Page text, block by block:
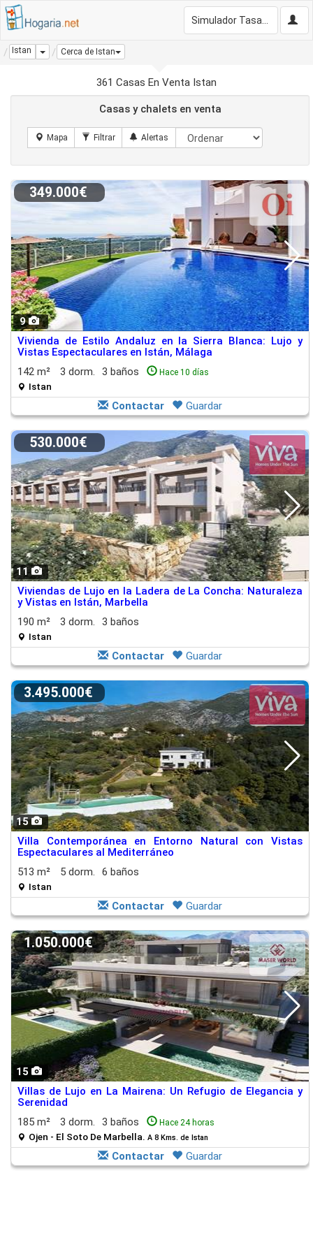
Istan Dropdown
Cerca de Istan
361 Casas En Venta Istan
Casas y chalets en venta
9
349.000€
Vivienda de Estilo Andaluz en la Sierra Blanca: Lujo y
Vistas Espectaculares en Istán, Málaga
142 m²
3 dorm. 3 baños Hace 10 días
Istan
Contactar Guardar
11
530.000€
Viviendas de Lujo en la Ladera de La Concha: Naturaleza
y Vistas en Istán, Marbella
190 m²
3 dorm. 3 baños
Istan
Contactar Guardar
15
3.495.000€
Villa Contemporánea en Entorno Natural con Vistas
Espectaculares al Mediterráneo
513 m²
5 dorm. 6 baños
Istan
Contactar Guardar
15
1.050.000€
Villas de Lujo en La Mairena: Un Refugio de Elegancia y
Serenidad
185 m²
3 dorm. 3 baños Hace 24 horas
Ojen - El Soto De Marbella. A 8 Kms. de Istan
Contactar Guardar